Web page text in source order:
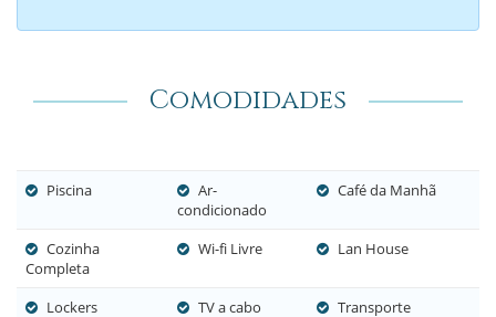
Comodidades
Piscina
Ar-
condicionado
Café da Manhã
Cozinha
Completa
Wi-fi Livre Lan House
Lockers TV a cabo
Transporte